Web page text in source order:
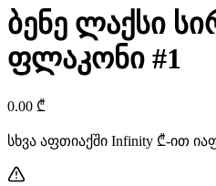
ბენე ლაქსი
ფლაკონი #1
0.00 ₾
სხვა აფთიაქში Infinity ₾-ით